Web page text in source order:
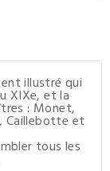
illustré qui
XIXe, et la
: Monet,
Caillebotte et
tous les